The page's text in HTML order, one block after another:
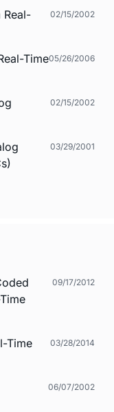
Real-
02/15/2002
Time05/26/2006
02/15/2002
03/29/2001
09/17/2012
Time
03/28/2014
06/07/2002